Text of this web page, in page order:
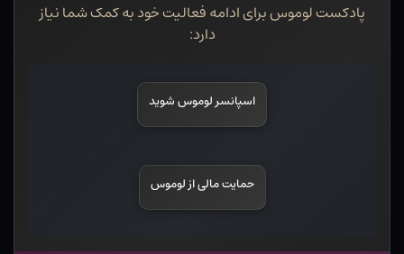
پادکست لوموس برای ادامه فعالیت خود به کمک شما نیاز
دارد:
اسپانسر لوموس شوید
حمایت مالی از لوموس